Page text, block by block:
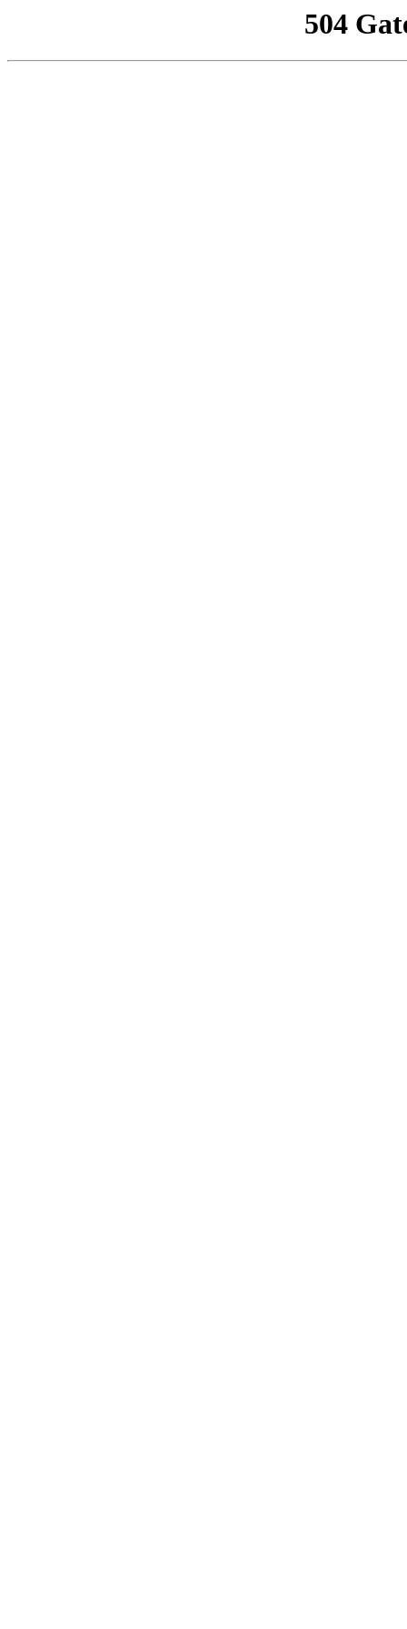
504